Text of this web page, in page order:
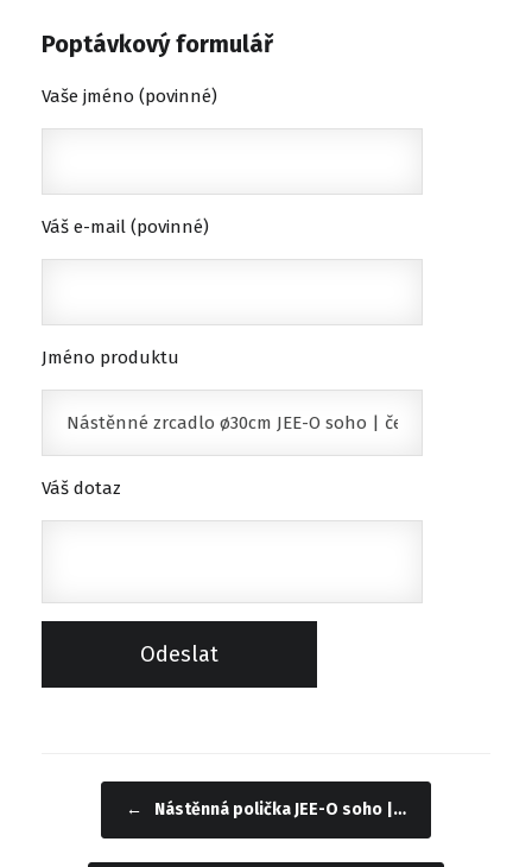
Poptávkový formulář
Vaše jméno (povinné)
Váš e-mail (povinné)
Jméno produktu
Váš dotaz
Navigace příspěvku
← Nástěnná polička JEE-O soho |…